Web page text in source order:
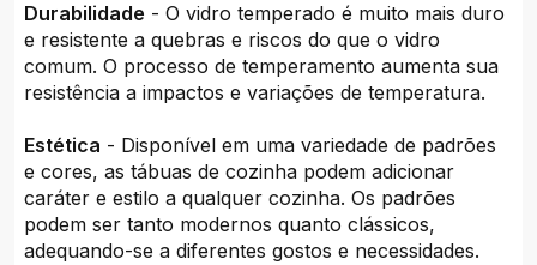
Durabilidade - O vidro temperado é muito mais duro
e resistente a quebras e riscos do que o vidro
comum. O processo de temperamento aumenta sua
resistência a impactos e variações de temperatura.
Estética - Disponível em uma variedade de padrões
e cores, as tábuas de cozinha podem adicionar
caráter e estilo a qualquer cozinha. Os padrões
podem ser tanto modernos quanto clássicos,
adequando-se a diferentes gostos e necessidades.